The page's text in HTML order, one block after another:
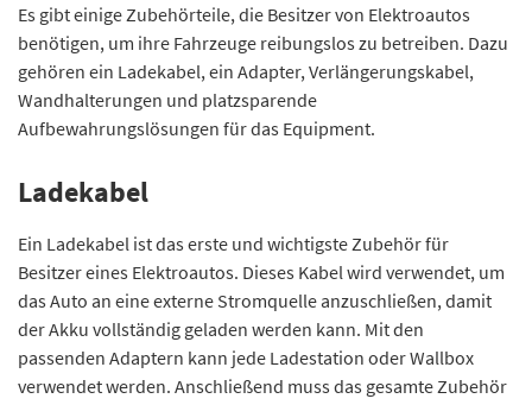
Es gibt einige Zubehörteile, die Besitzer von Elektroautos
benötigen, um ihre Fahrzeuge reibungslos zu betreiben. Dazu
gehören ein Ladekabel, ein Adapter, Verlängerungskabel,
Wandhalterungen und platzsparende
Aufbewahrungslösungen für das Equipment.
Ladekabel
Ein Ladekabel ist das erste und wichtigste Zubehör für
Besitzer eines Elektroautos. Dieses Kabel wird verwendet, um
das Auto an eine externe Stromquelle anzuschließen, damit
der Akku vollständig geladen werden kann. Mit den
passenden Adaptern kann jede Ladestation oder Wallbox
verwendet werden. Anschließend muss das gesamte Zubehör